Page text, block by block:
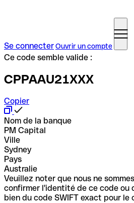
Se connecterOuvrir un compte
Ce code semble valide :
CPPAAU21XXX
Copier
Nom de la banque
PM Capital
Ville
Sydney
Pays
Australie
Veuillez noter que nous ne
confirmer l'identité de ce code ou
bien du code SWIFT exact pour le